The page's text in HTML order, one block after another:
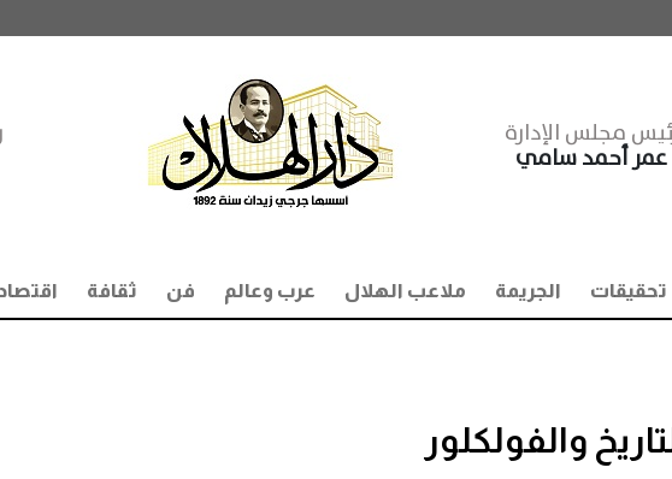
مجلس الإدارة
عمر أحمد سامي
تحقيقات الجريمة ملاعب الهلال عرب وعالم فن ثقافة
والفولكلور